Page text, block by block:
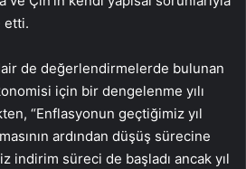
etti.
de değerlendirmelerde bulunan
için bir dengelenme yılı
“Enflasyonun geçtiğimiz yıl
ardından düşüş sürecine
indirim süreci de başladı ancak yıl